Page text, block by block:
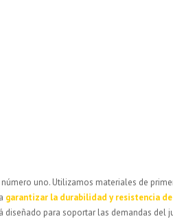
uno. Utilizamos materiales de
garantizar la durabilidad y resistencia
diseñado para soportar las demandas del